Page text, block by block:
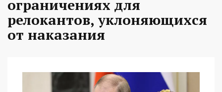
ограничениях для
релокантов, уклоняющихся
от наказания